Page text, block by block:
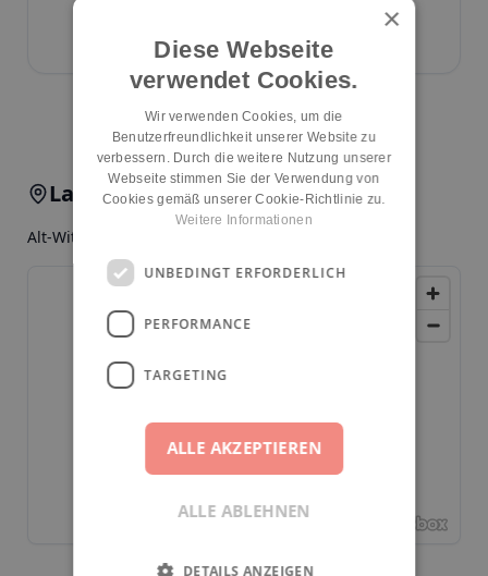
Lage & Anfahrt
Alt-Wittenau 89, 13437, Berlin, Reinickendorf
×
Diese Webseite
verwendet Cookies.
Wir verwenden Cookies, um die
Benutzerfreundlichkeit unserer Website zu
verbessern. Durch die weitere Nutzung unserer
Webseite stimmen Sie der Verwendung von
Cookies gemäß unserer Cookie-Richtlinie zu.
Weitere Informationen
UNBEDINGT ERFORDERLICH
PERFORMANCE
TARGETING
ALLE AKZEPTIEREN
ALLE ABLEHNEN
DETAILS ANZEIGEN